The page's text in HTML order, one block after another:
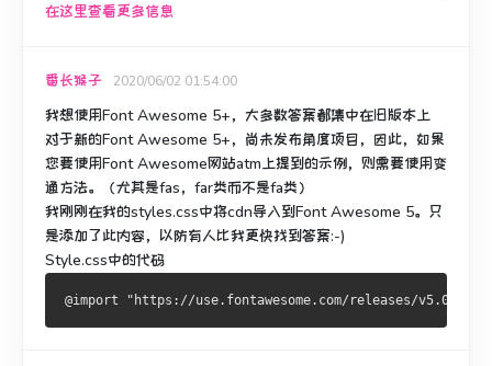
在这里查看更多信息
番长猴子 2020/06/02 01:54:00
我想使用Font Awesome 5+，大多数答案都集中在旧版本上
对于新的Font Awesome 5+，尚未发布角度项目，因此，如果
您要使用Font Awesome网站atm上提到的示例，则需要使用变
通方法。
（尤其是fas，far类而不是fa类）
我刚刚在我的styles.css中将cdn导入到Font Awesome 5。 只
是添加了此内容，以防有人比我更快找到答案:-)
Style.css中的代码